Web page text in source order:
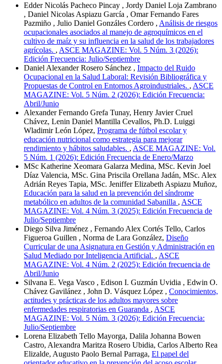
Edder Nicolás Pacheco Pincay , Jordy Daniel Loja Zambrano
, Daniel Nicolas Aspiazu García , Omar Fernando Fares
Pazmiño , Julio Daniel Gonzáles Cordero , Análisis de riesgos
ocupacionales asociados al manejo de agroquímicos en el
cultivo de maíz y su influencia en la salud de los trabajadores
agrícolas. , ASCE MAGAZINE: Vol. 5 Núm. 3 (2026):
Edición Frecuencia: Julio/Septiembre
Daniel Alexander Rosero Sánchez , Impacto del Ruido
Ocupacional en la Salud Laboral: Revisión Bibliográfica y
Propuestas de Control en Entornos Agroindustriales. , ASCE
MAGAZINE: Vol. 5 Núm. 2 (2026): Edición Frecuencia:
Abril/Junio
Alexander Fernando Grefa Tunay, Henry Javier Cruel
Chávez, Lenin Daniel Mantilla Cevallos, Ph.D. Luiggi
Wladimir León López, Programa de fútbol escolar y
educación nutricional como estrategia para mejorar
rendimiento y hábitos saludables. , ASCE MAGAZINE: Vol.
5 Núm. 1 (2026): Edición Frecuencia de Enero/Marzo
MSc Katherine Xeomara Galarza Medina, MSc. Kevin Joel
Díaz Valencia, MSc. Gina Priscila Orellana Jadán, MSc. Alex
Adrián Reyes Tapia, MSc. Jeniffer Elizabeth Aspiazu Muñoz,
Educación para la salud en la prevención del síndrome
metabólico en adultos de la comunidad Sabanilla , ASCE
MAGAZINE: Vol. 4 Núm. 3 (2025): Edición Frecuencia de
Julio/Septiembre
Diego Silva Jiménez , Fernando Alex Cortés Tello, Carlos
Figueroa Guillen , Norma de Lara González, Diseño
Curricular de una Asignatura en Gestión y Administración en
Salud Mediado por Inteligencia Artificial. , ASCE
MAGAZINE: Vol. 4 Núm. 2 (2025): Edición frecuencia de
Abril/Junio
Silvana E. Vega Vasco , Edison I. Guzmán Uvidia , Edwin O.
Chávez Gavilánez , John D. Vásquez López , Conocimientos,
actitudes y prácticas de los adultos mayores sobre
enfermedades respiratorias en Guaranda , ASCE
MAGAZINE: Vol. 5 Núm. 3 (2026): Edición Frecuencia:
Julio/Septiembre
Lorena Elizabeth Tello Mayorga, Dalila Johanna Bowen
Castro, Alexandra Maritza Rosero Ubidia, Carlos Alberto Rea
Elizalde, Augusto Paolo Bernal Parraga, El papel del